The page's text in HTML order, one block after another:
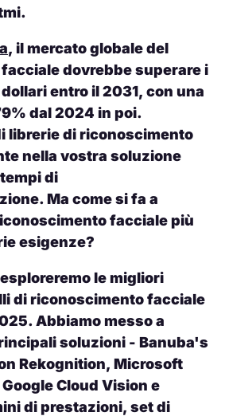
, il mercato globale del
dovrebbe superare i
entro il 2031, con una
dal 2024 in poi.
librerie di riconoscimento
nella vostra soluzione
di
Ma come si fa a
facciale più
esigenze?
le migliori
di riconoscimento facciale
Abbiamo messo a
soluzioni - Banuba's
Rekognition, Microsoft
Cloud Vision e
di prestazioni, set di